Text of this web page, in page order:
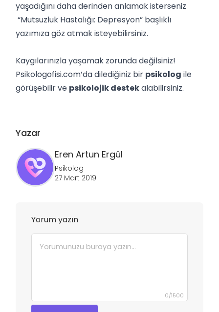
yaşadığını daha derinden anlamak isterseniz
“Mutsuzluk Hastalığı: Depresyon” başlıklı
yazımıza göz atmak isteyebilirsiniz.
Kaygılarınızla yaşamak zorunda değilsiniz!
Psikologofisi.com’da dilediğiniz bir psikolog ile
görüşebilir ve psikolojik destekalabilirsiniz.
Yazar
Eren Artun Ergül
Psikolog
27 Mart 2019
Yorum yazın
0/1500